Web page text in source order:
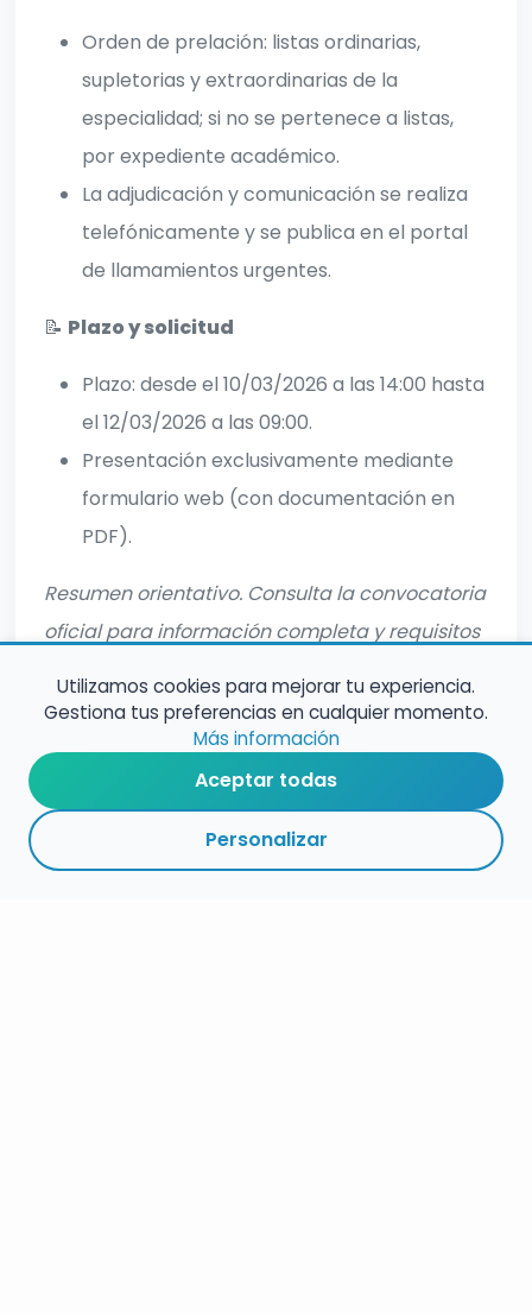
Orden de prelación: listas ordinarias,
supletorias y extraordinarias de la
especialidad; si no se pertenece a listas,
por expediente académico.
La adjudicación y comunicación se realiza
telefónicamente y se publica en el portal
de llamamientos urgentes.
📝 Plazo y solicitud
Plazo: desde el 10/03/2026 a las 14:00 hasta
el 12/03/2026 a las 09:00.
Presentación exclusivamente mediante
formulario web (con documentación en
PDF).
Resumen orientativo. Consulta la convocatoria
oficial para información completa y requisitos
RESUMEN PLAZOS ESPECIALIDADES ENLACES SEGUIR
Utilizamos cookies para mejorar tu experiencia.
Gestiona tus preferencias en cualquier momento.
Más información
Aceptar todas
Personalizar